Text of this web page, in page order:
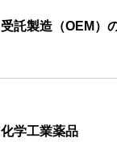
受託製造（OEM）
化学工業薬品